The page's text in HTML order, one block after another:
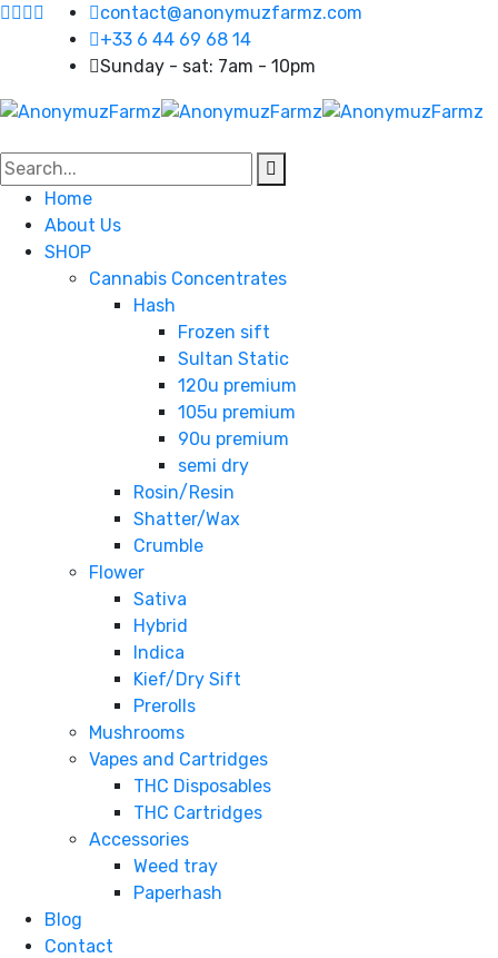
contact@anonymuzfarmz.com
+33 6 44 69 68 14
Sunday - sat: 7am - 10pm
Home
About Us
SHOP
Cannabis Concentrates
Hash
Frozen sift
Sultan Static
120u premium
105u premium
90u premium
semi dry
Rosin/Resin
Shatter/Wax
Crumble
Flower
Sativa
Hybrid
Indica
Kief/Dry Sift
Prerolls
Mushrooms
Vapes and Cartridges
THC Disposables
THC Cartridges
Accessories
Weed tray
Paperhash
Blog
Contact